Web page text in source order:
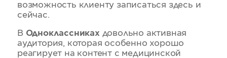
возможность клиенту записаться здесь и
сейчас.
В Одноклассниках довольно активная
аудитория, которая особенно хорошо
реагирует на контент с медицинской